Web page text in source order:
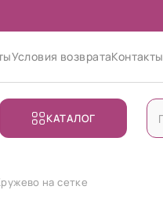
Условия возвратаКонтакты
КАТАЛОГ
на сетке